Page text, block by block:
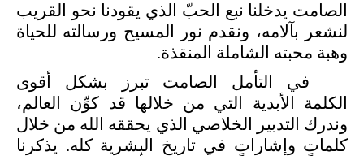
الصامت يدخلنا نبع الحبّ الذي يقودنا نحو القريب
لنشعر بآلامه، ونقدم نور المسيح ورسالته للحياة
وهبة محبته الشاملة المنقذة.
في التأمل الصامت تبرز بشكل أقوى
الكلمة الأبدية التي من خلالها قد كوِّن العالم،
وندرك التدبير الخلاصي الذي يحققه الله من خلال
كلماتٍ وإشاراتٍ في تاريخ البشرية كله. يذكرنا